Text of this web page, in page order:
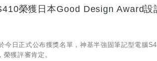
榮獲日本Good Design Award設
今日正式公布獲獎名單，神基半強固筆記型電腦
獲評審肯定。